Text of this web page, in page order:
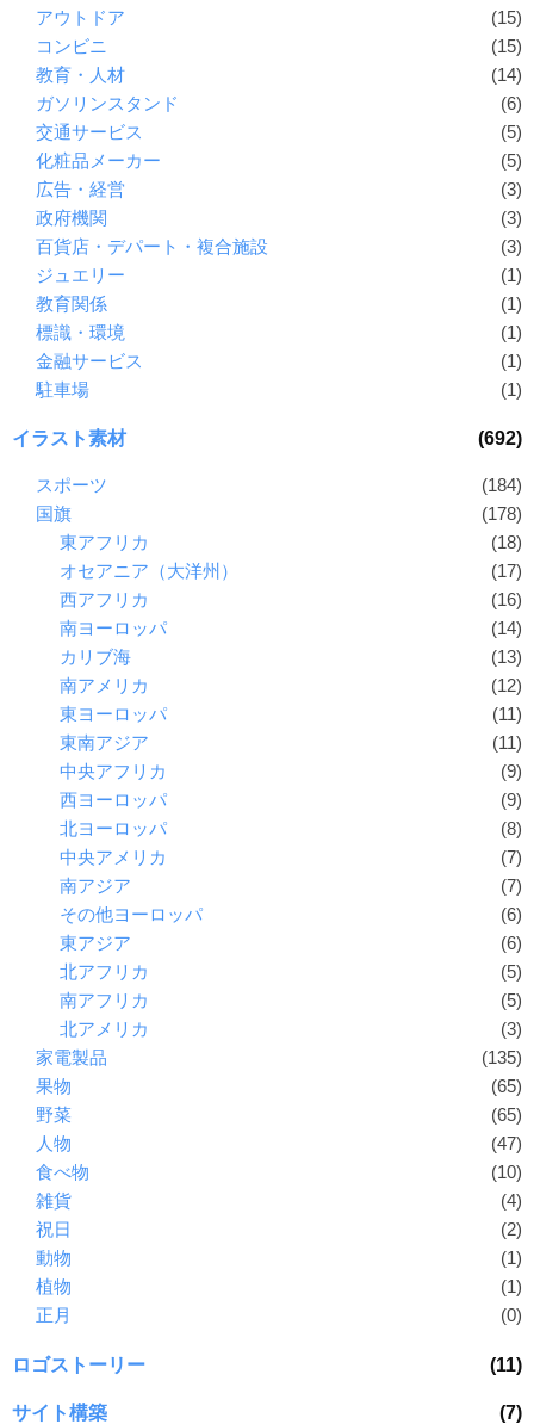
アウトドア
(15)
コンビニ
(15)
教育・人材
(14)
ガソリンスタンド
(6)
交通サービス
(5)
化粧品メーカー
(5)
広告・経営
(3)
政府機関
(3)
百貨店・デパート・複合施設
(3)
ジュエリー
(1)
教育関係
(1)
標識・環境
(1)
金融サービス
(1)
駐車場
(1)
イラスト素材 (692)
スポーツ
(184)
国旗
(178)
東アフリカ
(18)
オセアニア（大洋州）
(17)
西アフリカ
(16)
南ヨーロッパ
(14)
カリブ海
(13)
南アメリカ
(12)
東ヨーロッパ
(11)
東南アジア
(11)
中央アフリカ
(9)
西ヨーロッパ
(9)
北ヨーロッパ
(8)
中央アメリカ
(7)
南アジア
(7)
その他ヨーロッパ
(6)
東アジア
(6)
北アフリカ
(5)
南アフリカ
(5)
北アメリカ
(3)
家電製品
(135)
果物
(65)
野菜
(65)
人物
(47)
食べ物
(10)
雑貨
(4)
祝日
(2)
動物
(1)
植物
(1)
正月
(0)
ロゴストーリー (11)
サイト構築 (7)